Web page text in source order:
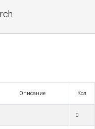
Описание Кол
0